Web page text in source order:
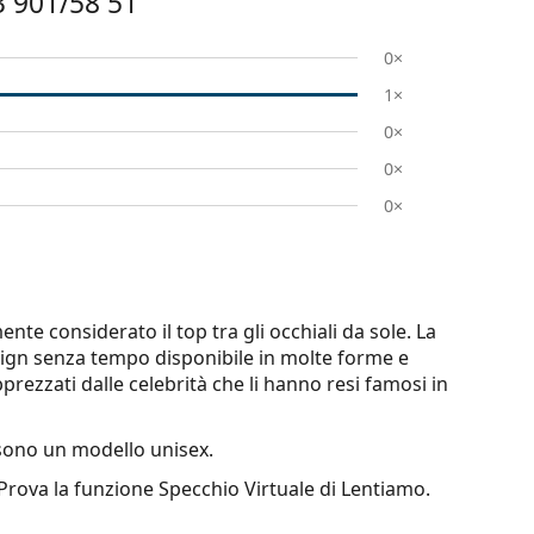
0×
1×
0×
0×
0×
considerato il top tra gli occhiali da sole. La
senza tempo disponibile in molte forme e
dalle celebrità che li hanno resi famosi in
un modello unisex.
la funzione Specchio Virtuale di Lentiamo.